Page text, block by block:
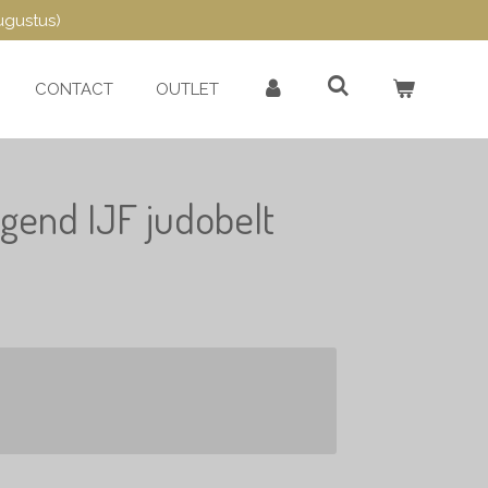
CONTACT OUTLET
IJF judobelt